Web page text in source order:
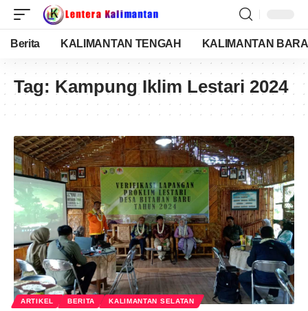
Berita KALIMANTAN TENGAH KALIMANTAN
Tag: Kampung Iklim Lestari 2024
ARTIKEL BERITA KALIMANTAN SELATAN